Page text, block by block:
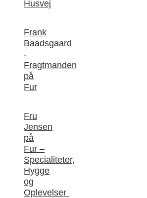
Husvej
Frank
Baadsgaard
-
Fragtmanden
på
Fur
Fru
Jensen
på
Fur –
Specialiteter,
Hygge
og
Oplevelser